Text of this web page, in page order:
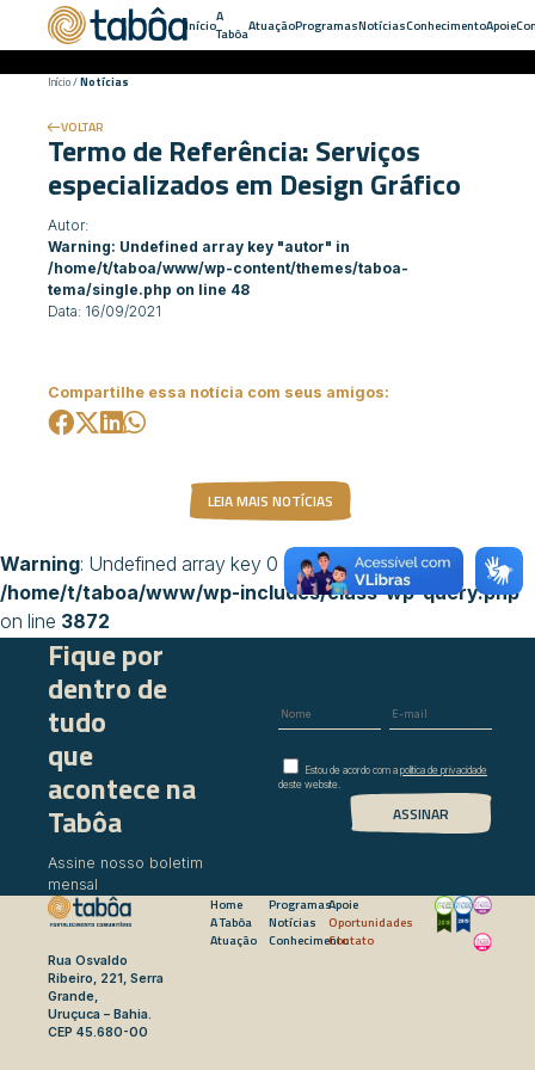
InícioA
TabôaAtuaçãoProgramasNotíciasConhecimentoApoie
Início/Notícias
Termo de Referência: Serviços
especializados em Design Gráfico
VOLTAR
Autor:
Warning: Undefined array key "autor" in
/home/t/taboa/www/wp-content/themes/taboa-
tema/single.php on line 48
Data: 16/09/2021
Compartilhe essa notícia com seus amigos:
LEIA MAIS NOTÍCIAS
Warning: Undefined array key 0 in
/home/t/taboa/www/wp-includes/class-wp-query.php
on line 3872
Fique por
dentro de
tudo
que
acontece na
Tabôa
Assine nosso boletim
mensal
Estou de acordo com a política de privacidade
deste website.
Rua Osvaldo
Ribeiro, 221, Serra
Grande,
Uruçuca – Bahia.
CEP 45.680-00
Home
A Tabôa
Atuação
Programas
Notícias
Conhecimento
Apoie
Oportunidades
Contato